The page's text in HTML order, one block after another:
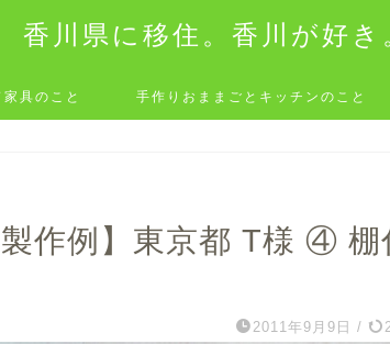
香川県に移住。香川が好
具のこと 手作りおままごとキッチンのこと
製作例】東京都 T様 ④ 棚
2011年9月9日 /